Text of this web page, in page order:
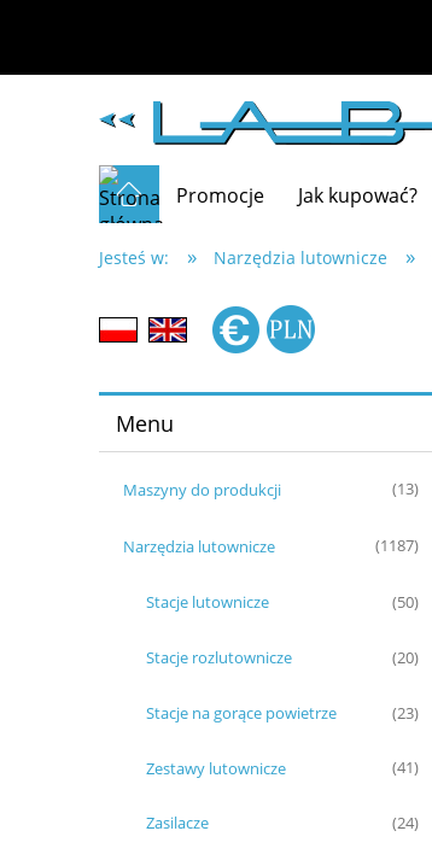
Promocje Jak kupować?
Jesteś w: » Narzędzia lutownicze »
Menu
Maszyny do produkcji (13)
Narzędzia lutownicze (1187)
Stacje lutownicze (50)
Stacje rozlutownicze (20)
Stacje na gorące powietrze (23)
Zestawy lutownicze (41)
Zasilacze (24)